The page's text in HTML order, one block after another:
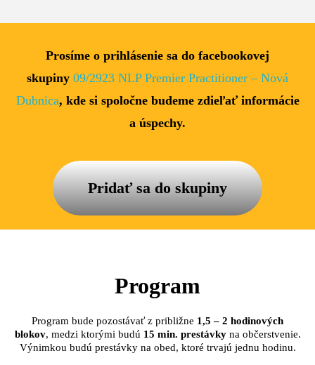
Prosíme o prihlásenie sa do facebookovej
skupiny 09/2923 NLP Premier Practitioner – Nová
Dubnica, kde si spoločne budeme zdieľať informácie
a úspechy.
Pridať sa do skupiny
Program
Program bude pozostávať z približne 1,5 – 2 hodinových
blokov, medzi ktorými budú 15 min. prestávkyna občerstvenie.
Výnimkou budú prestávky na obed, ktoré trvajú jednu hodinu.